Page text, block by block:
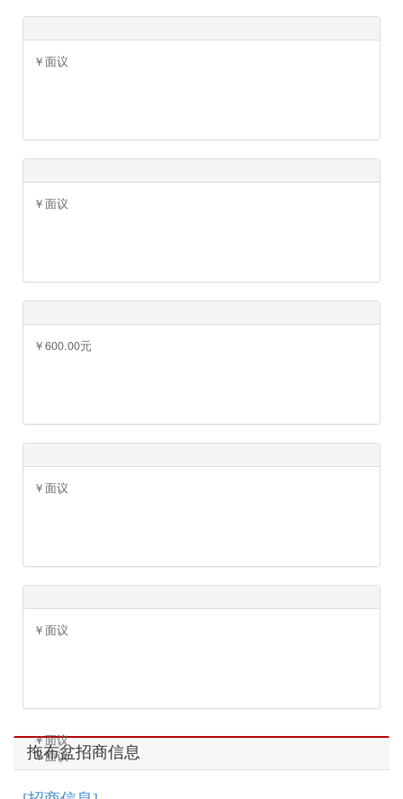
￥900.00元
￥面议
￥面议
￥面议
￥面议
￥600.00元
￥600.00元
￥面议
￥面议
￥面议
￥面议
￥面议
拖布盆招商信息